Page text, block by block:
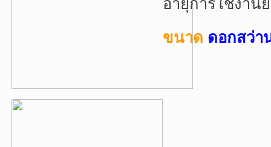
อายุการใช้งา
ขนาด ดอกสว่า